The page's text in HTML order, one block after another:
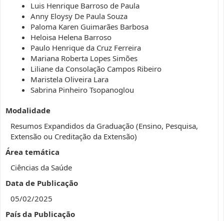
Luis Henrique Barroso de Paula
Anny Eloysy De Paula Souza
Paloma Karen Guimarães Barbosa
Heloisa Helena Barroso
Paulo Henrique da Cruz Ferreira
Mariana Roberta Lopes Simões
Liliane da Consolação Campos Ribeiro
Maristela Oliveira Lara
Sabrina Pinheiro Tsopanoglou
Modalidade
Resumos Expandidos da Graduação (Ensino, Pesquisa,
Extensão ou Creditação da Extensão)
Área temática
Ciências da Saúde
Data de Publicação
05/02/2025
País da Publicação